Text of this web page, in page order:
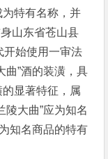
特有名称，并
山东省苍山县
开始使用一审法
曲”酒的装潢，具
显著特征，属
陵大曲”应为知名
知名商品的特有